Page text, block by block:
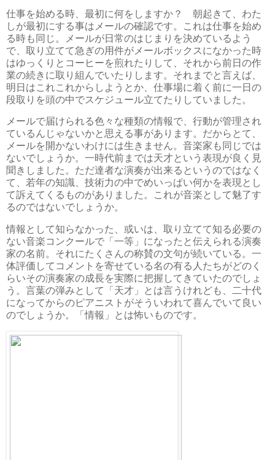
仕事を始める時、最初に何をしますか？ 朝起きて、わた
しが最初にする事はメールの確認です。これは仕事を始め
る時も同じ。メールが日常のはじまりを決めているよう
で、取り立てて急ぎの用件がメールボックスになかった時
はゆっくりとコーヒーを煎れたりして、それから前日の作
業の続きに取り組んでいたりします。それまでと言えば、
明日はこれこれからしようとか、仕事場に着く前に一日の
段取りを頭の中でスケジュール立てたりしていました。
メールで届けられる色々な種類の情報で、行動が管理され
ているんじゃないかと思える事があります。だからとて、
メールを開かないわけには生きません。音楽家も同じでは
ないでしょうか。一時代前までは天才という表現が良く見
聞きしました。ただ達者な演奏が出来るというのではなく
て、若年の知識、技術力の中でめいっぱい何かを表現とし
て訴えてくるものがありました。これが音楽として魅了す
るのではないでしょうか。
情報として知らなかった、或いは、取り立てて知る必要の
ない音楽コンクールで「一等」になったと伝えられる演奏
家の名前。それにたくさんの称賛の文句が続いている。一
体評価してコメントを寄せている名の有る人たちがどのく
らいその演奏家の成長を実際に把握してきていたのでしょ
う。言葉の弾みとして「天才」とは言うけれども、二十代
になってからのピアニストがそういわれて喜んでいて良い
のでしょうか。「情報」とは怖いものです。